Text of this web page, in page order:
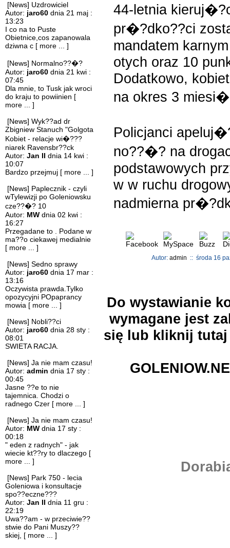
[News] Uzdrowiciel
Autor: jaro60 dnia 21 maj :
13:23
I co na to Puste
Obietnice,cos zapanowala
dziwna c [ more ... ]
[News] Normalno??�?
Autor: jaro60 dnia 21 kwi :
07:45
Dla mnie, to Tusk jak wroci
do kraju to powiinien [
more ... ]
[News] Wyk??ad dr
Zbigniew Stanuch "Golgota
Kobiet - relacje wi�???
niarek Ravensbr??ck
Autor: Jan II dnia 14 kwi :
10:07
Bardzo przejmuj [ more ... ]
[News] Paplecznik - czyli
wTylewizji po Goleniowsku
cze??�? 10
Autor: MW dnia 02 kwi :
16:27
Przegadane to . Podane w
ma??o ciekawej medialnie
[ more ... ]
[News] Sedno sprawy
Autor: jaro60 dnia 17 mar :
13:16
Oczywista prawda.Tylko
opozycyjni POpaprancy
mowia [ more ... ]
[News] Nobli??ci
Autor: jaro60 dnia 28 sty :
08:01
SWIETA RACJA.
[News] Ja nie mam czasu!
Autor: admin dnia 17 sty :
00:45
Jasne ??e to nie
tajemnica. Chodzi o
radnego Czer [ more ... ]
[News] Ja nie mam czasu!
Autor: MW dnia 17 sty :
00:18
" eden z radnych" - jak
wiecie kt??ry to dlaczego [
more ... ]
[News] Park 750 - lecia
Goleniowa i konsultacje
spo??eczne???
Autor: Jan II dnia 11 gru :
22:19
Uwa??am - w przeciwie??
stwie do Pani Muszy??
skiej, [ more ... ]
44-letnia
pr�?dko??ci
mandatem
otych oraz 10
Dodatkowo,
na okres 3
Policjanci
no??�? na
podstawowych
w w ruchu
nadmierna
Autor: admin :: środa 16
Do wystawianie
wymagane jest
się lub kliknij tutaj